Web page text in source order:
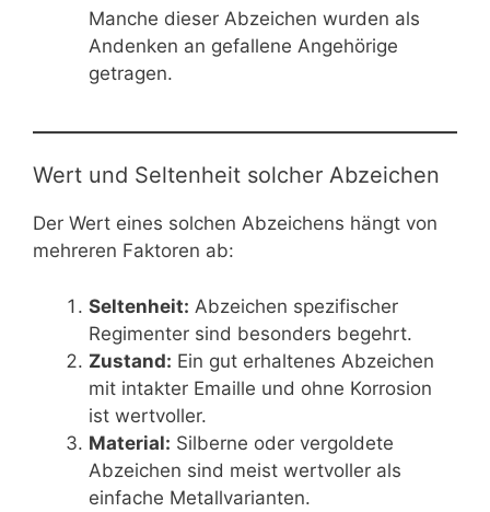
Manche dieser Abzeichen wurden als
Andenken an gefallene Angehörige
getragen.
Wert und Seltenheit solcher Abzeichen
Der Wert eines solchen Abzeichens hängt von
mehreren Faktoren ab:
Seltenheit: Abzeichen spezifischer
Regimenter sind besonders begehrt.
Zustand: Ein gut erhaltenes Abzeichen
mit intakter Emaille und ohne Korrosion
ist wertvoller.
Material: Silberne oder vergoldete
Abzeichen sind meist wertvoller als
einfache Metallvarianten.